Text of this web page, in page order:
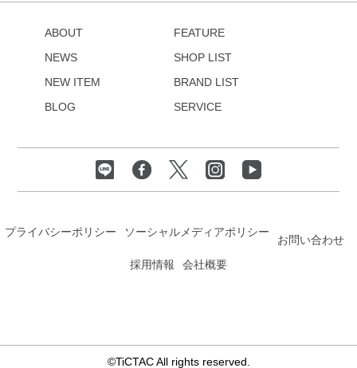
ABOUT
NEWS
NEW ITEM
BLOG
FEATURE
SHOP LIST
BRAND LIST
SERVICE
プライバシーポリシー ソーシャルメディアポリシー
お問い合わせ
採用情報
会社概要
©TiCTAC All rights reserved.